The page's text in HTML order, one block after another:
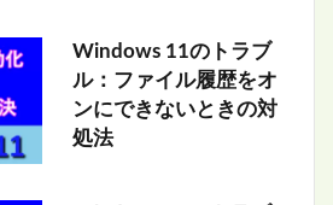
Windows 11のトラブ
ル：ファイル履歴をオ
ンにできないときの対
処法